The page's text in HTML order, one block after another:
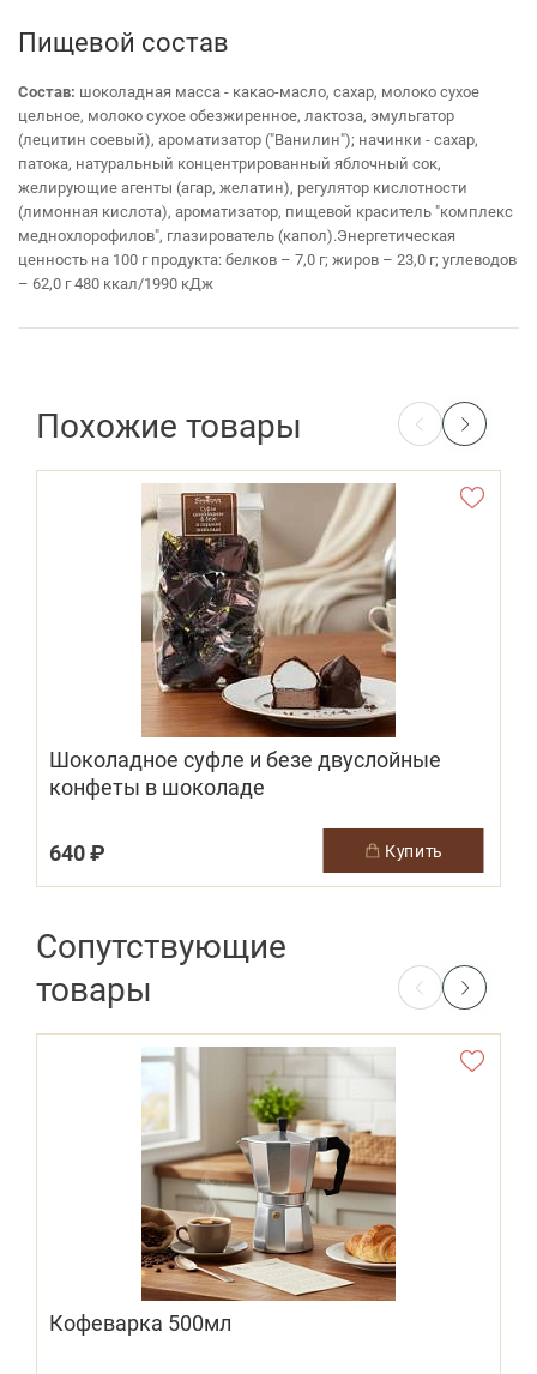
Пищевой состав
Состав: шоколадная масса - какао-масло, сахар, молоко сухое
цельное, молоко сухое обезжиренное, лактоза, эмульгатор
(лецитин соевый), ароматизатор ("Ванилин"); начинки - сахар,
патока, натуральный концентрированный яблочный сок,
желирующие агенты (агар, желатин), регулятор кислотности
(лимонная кислота), ароматизатор, пищевой краситель "комплекс
меднохлорофилов", глазирователь (капол).Энергетическая
ценность на 100 г продукта: белков – 7,0 г; жиров – 23,0 г; углеводов
– 62,0 г 480 ккал/1990 кДж
Похожие товары
Шоколадное суфле и безе двуслойные
конфеты в шоколаде
640 ₽ купить
Сопутствующие
товары
Кофеварка 500мл